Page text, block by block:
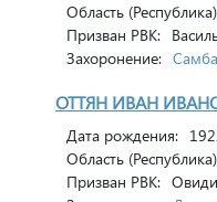
Область
Призван РВК:
Захоронение:
ОТТЯН ИВАН
Дата рождения:
Область
Призван РВК: